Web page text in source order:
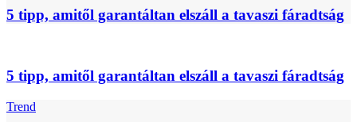
5 tipp, amitől garantáltan elszáll a tavaszi fáradtság
5 tipp, amitől garantáltan elszáll a tavaszi fáradtság
Trend